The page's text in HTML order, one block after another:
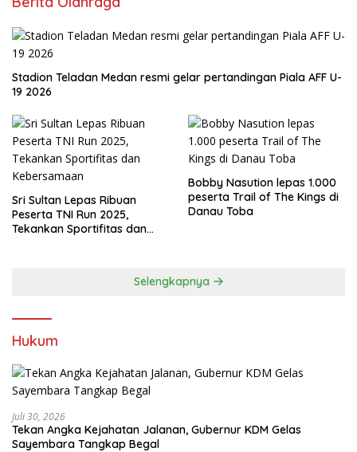
Stadion Teladan Medan resmi gelar pertandingan Piala AFF U-
19 2026
Sri Sultan Lepas Ribuan
Peserta TNI Run 2025,
Tekankan Sportifitas dan
Bobby Nasution lepas 1.000
peserta Trail of The Kings di
Danau Toba
Selengkapnya
Hukum
Juli 30, 2026
Tekan Angka Kejahatan Jalanan, Gubernur KDM Gelas
Sayembara Tangkap Begal